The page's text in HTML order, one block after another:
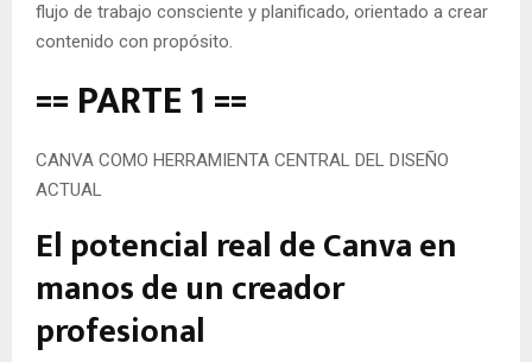
flujo de trabajo consciente y planificado, orientado a crear
contenido con propósito.
== PARTE 1 ==
CANVA COMO HERRAMIENTA CENTRAL DEL DISEÑO
ACTUAL
El potencial real de Canva en
manos de un creador
profesional